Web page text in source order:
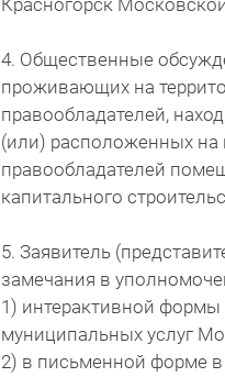
Красногорск
4. Общественные
проживающих на
правообладателей,
(или) расположенных на
правообладателей
капитального
5. Заявитель
замечания в
1) интерактивной формы
муниципальных услуг
2) в письменной форме